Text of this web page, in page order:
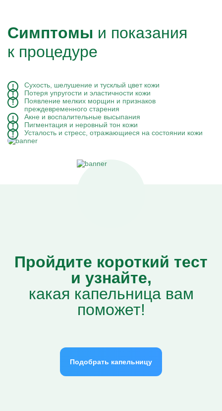
Симптомы и показания
к процедуре
Сухость, шелушение и тусклый цвет кожи
Потеря упругости и эластичности кожи
Появление мелких морщин и признаков
преждевременного старения
Акне и воспалительные высыпания
Пигментация и неровный тон кожи
Усталость и стресс, отражающиеся на состоянии кожи
Пройдите короткий тест
и узнайте,
какая капельница вам
поможет!
Подобрать капельницу